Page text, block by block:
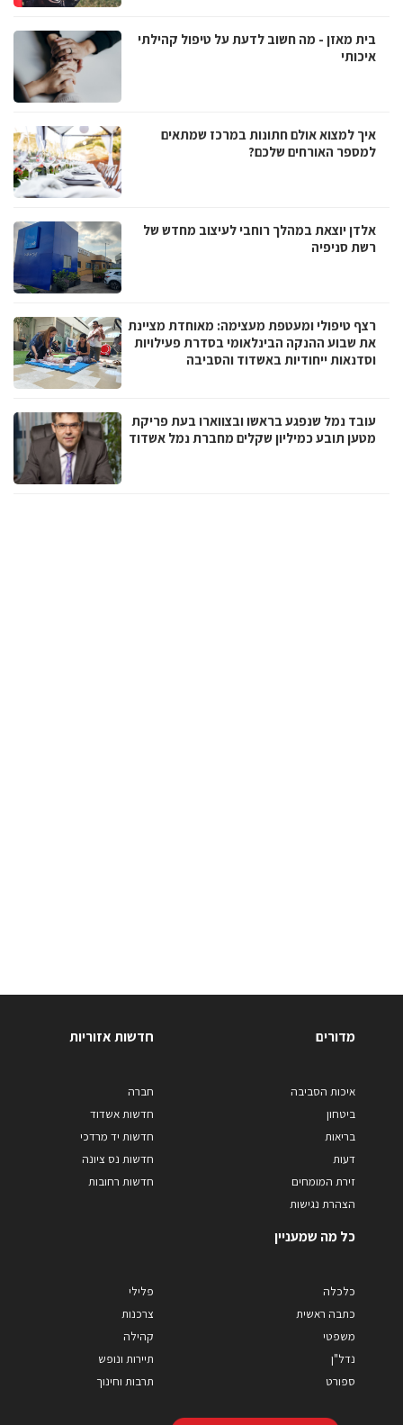
בית מאזן - מה חשוב לדעת על טיפול קהילתי
איכותי
איך למצוא אולם חתונות במרכז שמתאים
למספר האורחים שלכם?
אלדן יוצאת במהלך רוחבי לעיצוב מחדש של
רשת סניפיה
רצף טיפולי ומעטפת מעצימה: מאוחדת מציינת
את שבוע ההנקה הבינלאומי בסדרת פעילויות
וסדנאות ייחודיות באשדוד והסביבה
עובד נמל שנפגע בראשו ובצווארו בעת פריקת
מטען תובע כמיליון שקלים מחברת נמל אשדוד
מדורים
איכות הסביבה
ביטחון
בריאות
דעות
זירת המומחים
הצהרת נגישות
חדשות אזוריות
חברה
חדשות אשדוד
חדשות יד מרדכי
חדשות נס ציונה
חדשות רחובות
כל מה שמעניין
כלכלה
כתבה ראשית
משפטי
נדל"ן
ספורט
פלילי
צרכנות
קהילה
תיירות ונופש
תרבות וחינוך